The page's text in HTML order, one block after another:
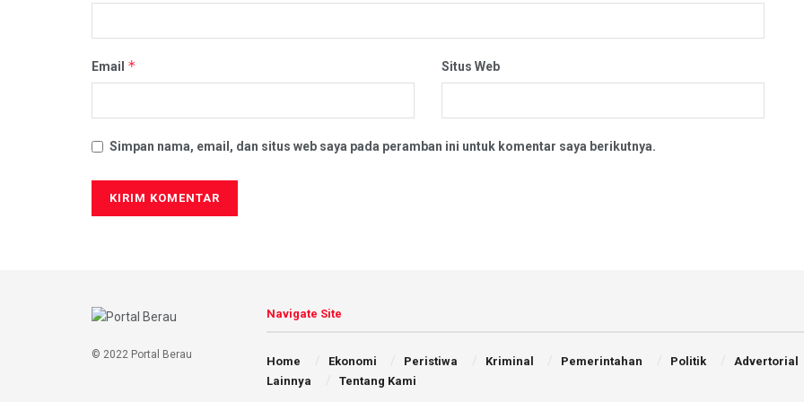
Email * Situs Web
Simpan nama, email, dan situs web saya pada peramban ini untuk komentar saya berikutnya.
© 2022 Portal Berau
Navigate Site
Home Ekonomi Peristiwa Kriminal Pemerintahan Politik
Advertorial
Lainnya
Tentang Kami